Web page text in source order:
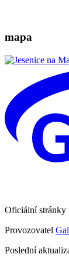
mapa
Oficiální stránky
Provozovatel
Poslední